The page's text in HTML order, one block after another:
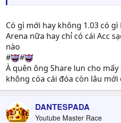
Có gì mới hay không 1.03 có
Arena nữa hay chỉ có cái Acc
nào
#
#
À quên ông Share lun cho
không cóa cái đóa còn lâu mới
DANTESPADA
Youtube Master Race